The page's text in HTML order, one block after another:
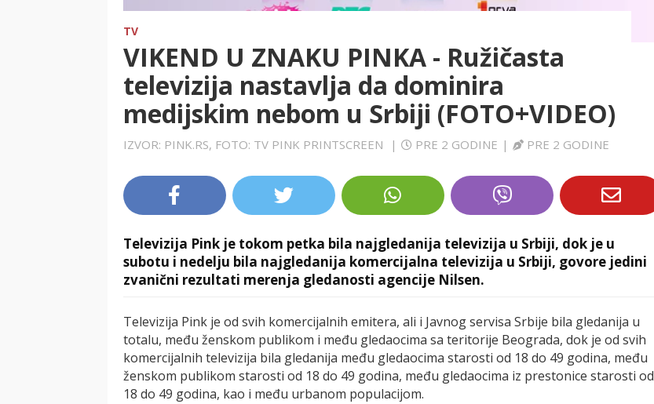
TV
VIKEND U ZNAKU PINKA - Ružičasta
televizija nastavlja da dominira
medijskim nebom u Srbiji (FOTO+VIDEO)
IZVOR: PINK.RS, FOTO: TV PINK PRINTSCREEN | PRE 2 GODINE | PRE 2 GODINE
Televizija Pink je tokom petka bila najgledanija televizija u Srbiji, dok je u
subotu i nedelju bila najgledanija komercijalna televizija u Srbiji, govore jedini
zvanični rezultati merenja gledanosti agencije Nilsen.
Televizija Pink je od svih komercijalnih emitera, ali i Javnog servisa Srbije bila gledanija u
totalu, među ženskom publikom i među gledaocima sa teritorije Beograda, dok je od svih
komercijalnih televizija bila gledanija među gledaocima starosti od 18 do 49 godina, među
ženskom publikom starosti od 18 do 49 godina, među gledaocima iz prestonice starosti od
18 do 49 godina, kao i među urbanom populacijom.